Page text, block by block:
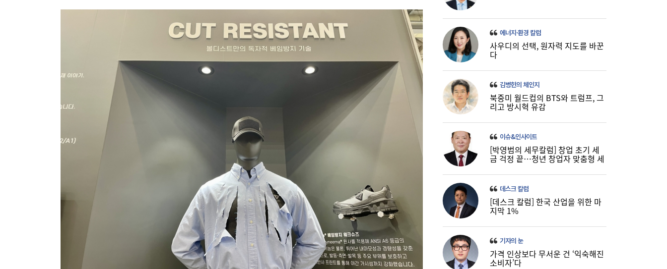
17:42
우리은행, 전북 해상풍력 발전사업에 생산적
금융 투입 에너지·환경 칼럼
사우디의 선택, 원자력 지도를 바꾼
다
김병헌의 체인지
북중미 월드컵의 BTS와 트럼프, 그
리고 방시혁 유감
이슈&인사이트
[박영범의 세무칼럼] 창업 초기 세
금 걱정 끝…청년 창업자 맞춤형 세
데스크 칼럼
[데스크 칼럼] 한국 산업을 위한 마
지막 1%
기자의 눈
가격 인상보다 무서운 건 ‘익숙해진
소비자’다